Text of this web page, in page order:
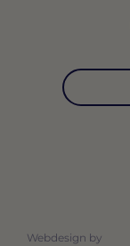
Webdesign by